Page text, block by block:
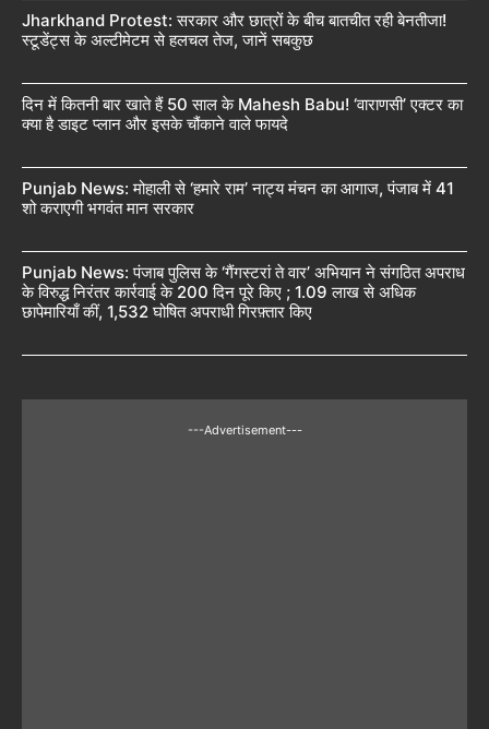
Jharkhand Protest: सरकार और छात्रों के बीच बातचीत रही बेनतीजा!
स्टूडेंट्स के अल्टीमेटम से हलचल तेज, जानें सबकुछ
दिन में कितनी बार खाते हैं 50 साल के Mahesh Babu! ‘वाराणसी’ एक्टर का
क्या है डाइट प्लान और इसके चौंकाने वाले फायदे
Punjab News: मोहाली से ‘हमारे राम’ नाट्य मंचन का आगाज, पंजाब में 41
शो कराएगी भगवंत मान सरकार
Punjab News: पंजाब पुलिस के ‘गैंगस्टरां ते वार’ अभियान ने संगठित अपराध
के विरुद्ध निरंतर कार्रवाई के 200 दिन पूरे किए ; 1.09 लाख से अधिक
छापेमारियाँ कीं, 1,532 घोषित अपराधी गिरफ़्तार किए
---Advertisement---